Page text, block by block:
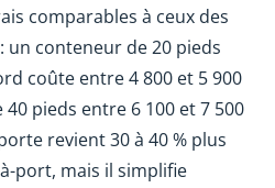
comparables à ceux des
conteneur de 20 pieds
coûte entre 4 800 et 5 900
pieds entre 6 100 et 7 500
revient 30 à 40 % plus
port, mais il simplifie